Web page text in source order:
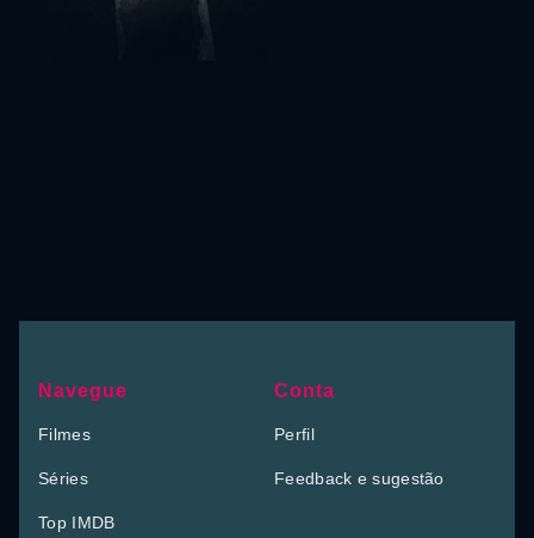
Navegue
Filmes
Séries
Top IMDB
Conta
Perfil
Feedback e sugestão